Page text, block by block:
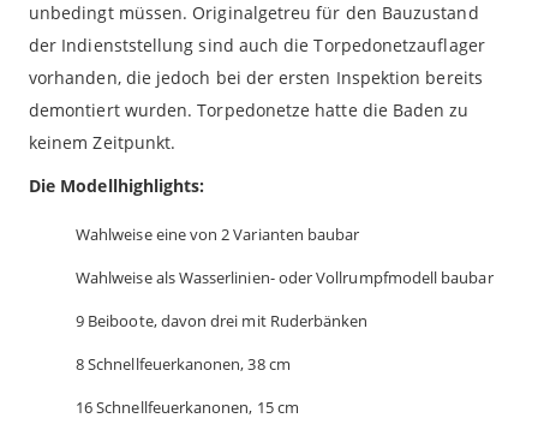
unbedingt müssen. Originalgetreu für den Bauzustand
der Indienststellung sind auch die Torpedonetzauflager
vorhanden, die jedoch bei der ersten Inspektion bereits
demontiert wurden. Torpedonetze hatte die Baden zu
keinem Zeitpunkt.
Die Modellhighlights:
Wahlweise eine von 2 Varianten baubar
Wahlweise als Wasserlinien- oder Vollrumpfmodell baubar
9 Beiboote, davon drei mit Ruderbänken
8 Schnellfeuerkanonen, 38 cm
16 Schnellfeuerkanonen, 15 cm